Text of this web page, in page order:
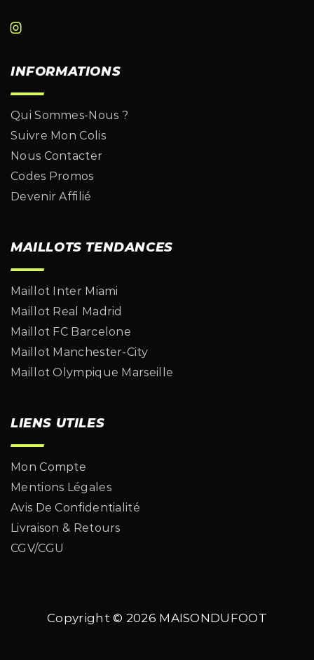
INFORMATIONS
Qui Sommes-Nous ?
Suivre Mon Colis
Nous Contacter
Codes Promos
Devenir Affilié
MAILLOTS TENDANCES
Maillot Inter Miami
Maillot Real Madrid
Maillot FC Barcelone
Maillot Manchester-City
Maillot Olympique Marseille
LIENS UTILES
Mon Compte
Mentions Légales
Avis De Confidentialité
Livraison & Retours
CGV/CGU
Copyright © 2026 MAISONDUFOOT